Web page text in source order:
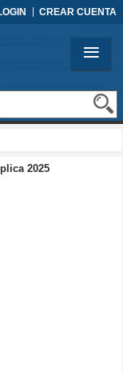
CREAR CUENTA
2025